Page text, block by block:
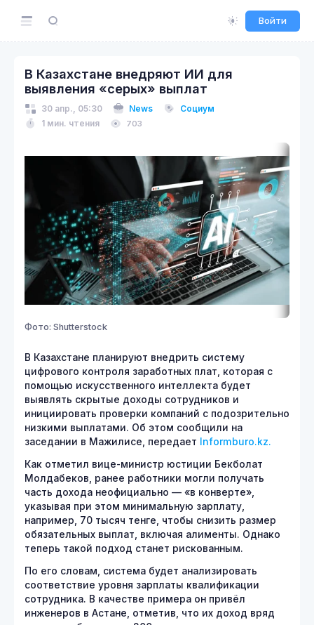
Войти
В Казахстане внедряют ИИ для
выявления «серых» выплат
30 апр., 05:30 News
Социум
1 мин. чтения
703
Фото: Shutterstock
В Казахстане планируют внедрить систему
цифрового контроля заработных плат, которая с
помощью искусственного интеллекта будет
выявлять скрытые доходы сотрудников и
инициировать проверки компаний с подозрительно
низкими выплатами. Об этом сообщили на
заседании в Мажилисе, передает
Informburo.kz.
Как отметил вице-министр юстиции Бекболат
Молдабеков, ранее работники могли получать
часть дохода неофициально — «в конверте»,
указывая при этом минимальную зарплату,
например, 70 тысяч тенге, чтобы снизить размер
обязательных выплат, включая алименты. Однако
теперь такой подход станет рискованным.
По его словам, система будет анализировать
соответствие уровня зарплаты квалификации
сотрудника. В качестве примера он привёл
инженеров в Астане, отметив, что их доход вряд